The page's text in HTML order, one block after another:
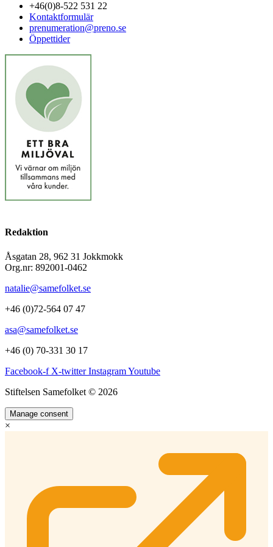
+46(0)8-522 531 22
Kontaktformulär
prenumeration@preno.se
Öppettider
Redaktion
Åsgatan 28, 962 31 Jokkmokk
Org.nr: 892001-0462
natalie@samefolket.se
+46 (0)72-564 07 47
asa@samefolket.se
+46 (0) 70-331 30 17
Facebook-f X-twitter InstagramYoutube
Stiftelsen Samefolket © 2026
Manage consent
×